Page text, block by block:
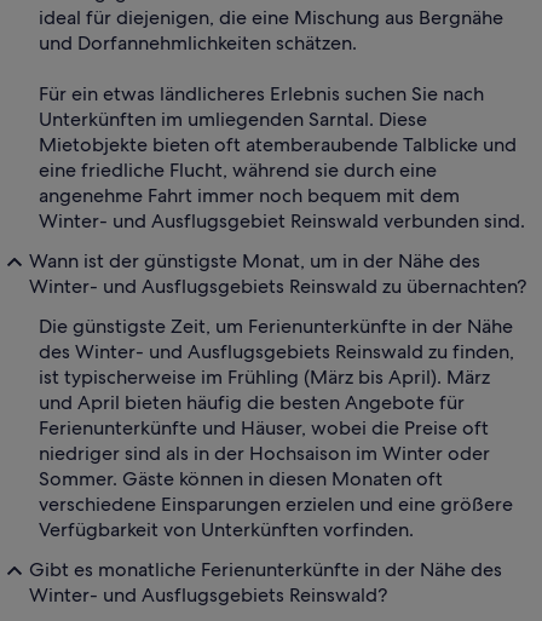
ideal für diejenigen, die eine Mischung aus Bergnähe
und Dorfannehmlichkeiten schätzen.
Für ein etwas ländlicheres Erlebnis suchen Sie nach
Unterkünften im umliegenden Sarntal. Diese
Mietobjekte bieten oft atemberaubende Talblicke und
eine friedliche Flucht, während sie durch eine
angenehme Fahrt immer noch bequem mit dem
Winter- und Ausflugsgebiet Reinswald verbunden sind.
Wann ist der günstigste Monat, um in der Nähe des
Winter- und Ausflugsgebiets Reinswald zu übernachten?
Die günstigste Zeit, um Ferienunterkünfte in der Nähe
des Winter- und Ausflugsgebiets Reinswald zu finden,
ist typischerweise im Frühling (März bis April). März
und April bieten häufig die besten Angebote für
Ferienunterkünfte und Häuser, wobei die Preise oft
niedriger sind als in der Hochsaison im Winter oder
Sommer. Gäste können in diesen Monaten oft
verschiedene Einsparungen erzielen und eine größere
Verfügbarkeit von Unterkünften vorfinden.
Gibt es monatliche Ferienunterkünfte in der Nähe des
Winter- und Ausflugsgebiets Reinswald?